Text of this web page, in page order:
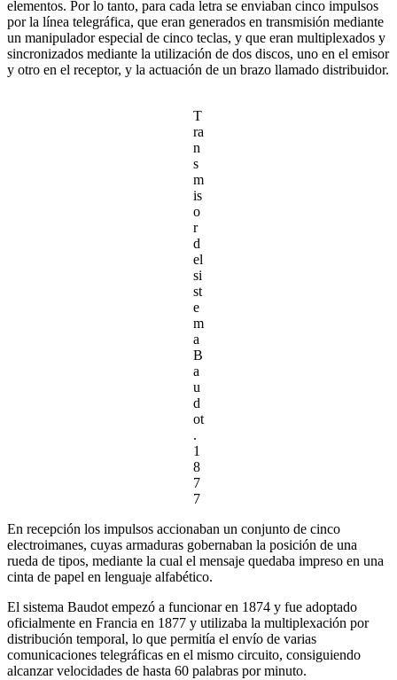
elementos. Por lo tanto, para cada letra se enviaban cinco impulsos
por la línea telegráfica, que eran generados en transmisión mediante
un manipulador especial de cinco teclas, y que eran multiplexados y
sincronizados mediante la utilización de dos discos, uno en el emisor
y otro en el receptor, y la actuación de un brazo llamado distribuidor.
T
ra
n
s
m
is
o
r
d
el
si
st
e
m
a
B
a
u
d
ot
.
1
8
7
7
En recepción los impulsos accionaban un conjunto de cinco
electroimanes, cuyas armaduras gobernaban la posición de una
rueda de tipos, mediante la cual el mensaje quedaba impreso en una
cinta de papel en lenguaje alfabético.
El sistema Baudot empezó a funcionar en 1874 y fue adoptado
oficialmente en Francia en 1877 y utilizaba la multiplexación por
distribución temporal, lo que permitía el envío de varias
comunicaciones telegráficas en el mismo circuito, consiguiendo
alcanzar velocidades de hasta 60 palabras por minuto.